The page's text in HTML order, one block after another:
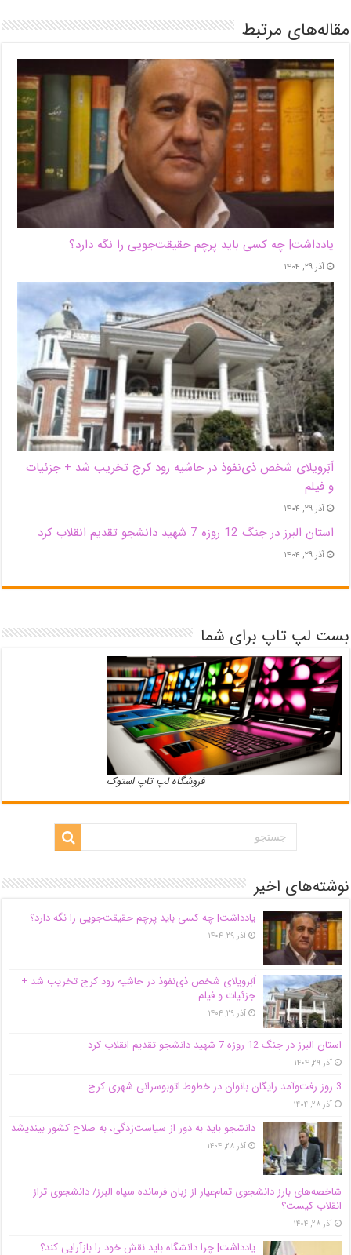
مقاله‌های مرتبط
یادداشت| ‌چه کسی باید پرچم حقیقت‌جویی را نگه دارد؟
آذر ۲۹, ۱۴۰۴
اَبَر‌ویلای شخص ذی‌نفوذ در حاشیه‌ رود کرج تخریب شد + جزئیات
و فیلم
آذر ۲۹, ۱۴۰۴
استان البرز در جنگ 12 روزه 7 شهید دانشجو تقدیم انقلاب کرد
آذر ۲۹, ۱۴۰۴
بست لپ تاپ برای شما
فروشگاه لپ تاپ استوک
نوشته‌های اخیر
یادداشت| ‌چه کسی باید پرچم حقیقت‌جویی را نگه دارد؟
آذر ۲۹, ۱۴۰۴
اَبَر‌ویلای شخص ذی‌نفوذ در حاشیه‌ رود کرج تخریب شد +
جزئیات و فیلم
آذر ۲۹, ۱۴۰۴
استان البرز در جنگ 12 روزه 7 شهید دانشجو تقدیم انقلاب کرد
آذر ۲۹, ۱۴۰۴
3 روز رفت‌وآمد رایگان بانوان در خطوط اتوبوسرانی شهری کرج
آذر ۲۸, ۱۴۰۴
دانشجو باید به دور از سیاست‌زدگی، به صلاح کشور بیندیشد
آذر ۲۸, ۱۴۰۴
شاخصه‌های بارز دانشجوی تمام‌عیار از زبان فرمانده سپاه البرز/ دانشجوی تراز
انقلاب کیست؟
آذر ۲۸, ۱۴۰۴
یادداشت| چرا دانشگاه باید نقش خود را بازآرایی کند؟